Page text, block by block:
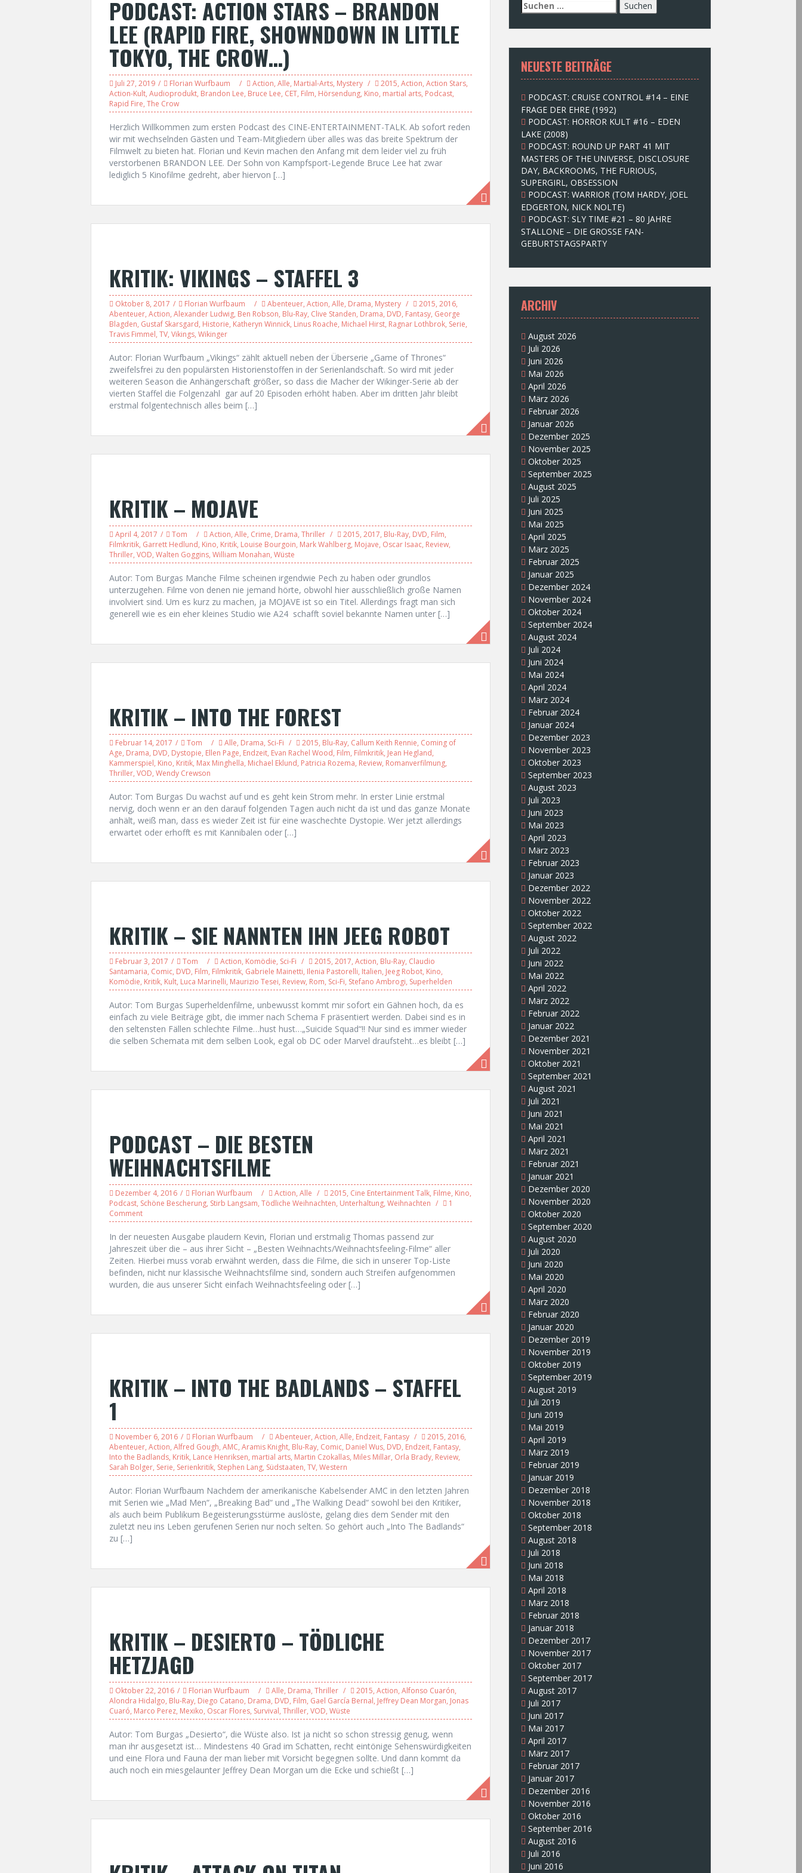
PODCAST: ACTION STARS – BRANDON
LEE (RAPID FIRE, SHOWNDOWN IN LITTLE
TOKYO, THE CROW…)
Juli 27, 2019 Florian Wurfbaum Action, Alle, Martial-Arts, Mystery 2015, Action, Action Stars,
Action-Kult, Audioprodukt, Brandon Lee, Bruce Lee, CET, Film, Hörsendung, Kino, martial arts, Podcast,
Rapid Fire, The Crow
Herzlich Willkommen zum ersten Podcast des CINE-ENTERTAINMENT-TALK. Ab sofort reden
wir mit wechselnden Gästen und Team-Mitgliedern über alles was das breite Spektrum der
Filmwelt zu bieten hat. Florian und Kevin machen den Anfang mit dem leider viel zu früh
verstorbenen BRANDON LEE. Der Sohn von Kampfsport-Legende Bruce Lee hat zwar
lediglich 5 Kinofilme gedreht, aber hiervon […]
KRITIK: VIKINGS – STAFFEL 3
Oktober 8, 2017 Florian Wurfbaum Abenteuer, Action, Alle, Drama, Mystery 2015, 2016,
Abenteuer, Action, Alexander Ludwig, Ben Robson, Blu-Ray, Clive Standen, Drama, DVD, Fantasy, George
Blagden, Gustaf Skarsgard, Historie, Katheryn Winnick, Linus Roache, Michael Hirst, Ragnar Lothbrok, Serie,
Travis Fimmel, TV, Vikings, Wikinger
Autor: Florian Wurfbaum „Vikings“ zählt aktuell neben der Überserie „Game of Thrones“
zweifelsfrei zu den populärsten Historienstoffen in der Serienlandschaft. So wird mit jeder
weiteren Season die Anhängerschaft größer, so dass die Macher der Wikinger-Serie ab der
vierten Staffel die Folgenzahl gar auf 20 Episoden erhöht haben. Aber im dritten Jahr bleibt
erstmal folgentechnisch alles beim […]
KRITIK – MOJAVE
April 4, 2017 Tom Action, Alle, Crime, Drama, Thriller 2015, 2017, Blu-Ray, DVD, Film,
Filmkritik, Garrett Hedlund, Kino, Kritik, Louise Bourgoin, Mark Wahlberg, Mojave, Oscar Isaac, Review,
Thriller, VOD, Walten Goggins, William Monahan, Wüste
Autor: Tom Burgas Manche Filme scheinen irgendwie Pech zu haben oder grundlos
unterzugehen. Filme von denen nie jemand hörte, obwohl hier ausschließlich große Namen
involviert sind. Um es kurz zu machen, ja MOJAVE ist so ein Titel. Allerdings fragt man sich
generell wie es ein eher kleines Studio wie A24 schafft soviel bekannte Namen unter […]
KRITIK – INTO THE FOREST
Februar 14, 2017 Tom Alle, Drama, Sci-Fi 2015, Blu-Ray, Callum Keith Rennie, Coming of
Age, Drama, DVD, Dystopie, Ellen Page, Endzeit, Evan Rachel Wood, Film, Filmkritik, Jean Hegland,
Kammerspiel, Kino, Kritik, Max Minghella, Michael Eklund, Patricia Rozema, Review, Romanverfilmung,
Thriller, VOD, Wendy Crewson
Autor: Tom Burgas Du wachst auf und es geht kein Strom mehr. In erster Linie erstmal
nervig, doch wenn er an den darauf folgenden Tagen auch nicht da ist und das ganze Monate
anhält, weiß man, dass es wieder Zeit ist für eine waschechte Dystopie. Wer jetzt allerdings
erwartet oder erhofft es mit Kannibalen oder […]
KRITIK – SIE NANNTEN IHN JEEG ROBOT
Februar 3, 2017 Tom Action, Komödie, Sci-Fi 2015, 2017, Action, Blu-Ray, Claudio
Santamaria, Comic, DVD, Film, Filmkritik, Gabriele Mainetti, Ilenia Pastorelli, Italien, Jeeg Robot, Kino,
Komödie, Kritik, Kult, Luca Marinelli, Maurizio Tesei, Review, Rom, Sci-Fi, Stefano Ambrogi, Superhelden
Autor: Tom Burgas Superheldenfilme, unbewusst kommt mir sofort ein Gähnen hoch, da es
einfach zu viele Beiträge gibt, die immer nach Schema F präsentiert werden. Dabei sind es in
den seltensten Fällen schlechte Filme…hust hust…„Suicide Squad“!! Nur sind es immer wieder
die selben Schemata mit dem selben Look, egal ob DC oder Marvel draufsteht…es bleibt […]
PODCAST – DIE BESTEN
WEIHNACHTSFILME
Dezember 4, 2016 Florian Wurfbaum Action, Alle 2015, Cine Entertainment Talk, Filme, Kino,
Podcast, Schöne Bescherung, Stirb Langsam, Tödliche Weihnachten, Unterhaltung, Weihnachten
1
Comment
In der neuesten Ausgabe plaudern Kevin, Florian und erstmalig Thomas passend zur
Jahreszeit über die – aus ihrer Sicht – „Besten Weihnachts/Weihnachtsfeeling-Filme“ aller
Zeiten. Hierbei muss vorab erwähnt werden, dass die Filme, die sich in unserer Top-Liste
befinden, nicht nur klassische Weihnachtsfilme sind, sondern auch Streifen aufgenommen
wurden, die aus unserer Sicht einfach Weihnachtsfeeling oder […]
KRITIK – INTO THE BADLANDS – STAFFEL
1
November 6, 2016 Florian Wurfbaum Abenteuer, Action, Alle, Endzeit, Fantasy 2015, 2016,
Abenteuer, Action, Alfred Gough, AMC, Aramis Knight, Blu-Ray, Comic, Daniel Wus, DVD, Endzeit, Fantasy,
Into the Badlands, Kritik, Lance Henriksen, martial arts, Martin Czokallas, Miles Millar, Orla Brady, Review,
Sarah Bolger, Serie, Serienkritik, Stephen Lang, Südstaaten, TV, Western
Autor: Florian Wurfbaum Nachdem der amerikanische Kabelsender AMC in den letzten Jahren
mit Serien wie „Mad Men“, „Breaking Bad“ und „The Walking Dead“ sowohl bei den Kritiker,
als auch beim Publikum Begeisterungsstürme auslöste, gelang dies dem Sender mit den
zuletzt neu ins Leben gerufenen Serien nur noch selten. So gehört auch „Into The Badlands“
zu […]
KRITIK – DESIERTO – TÖDLICHE
HETZJAGD
Oktober 22, 2016 Florian Wurfbaum Alle, Drama, Thriller 2015, Action, Alfonso Cuarón,
Alondra Hidalgo, Blu-Ray, Diego Catano, Drama, DVD, Film, Gael García Bernal, Jeffrey Dean Morgan, Jonas
Cuaró, Marco Perez, Mexiko, Oscar Flores, Survival, Thriller, VOD, Wüste
Autor: Tom Burgas „Desierto“, die Wüste also. Ist ja nicht so schon stressig genug, wenn
man ihr ausgesetzt ist… Mindestens 40 Grad im Schatten, recht eintönige Sehenswürdigkeiten
und eine Flora und Fauna der man lieber mit Vorsicht begegnen sollte. Und dann kommt da
auch noch ein miesgelaunter Jeffrey Dean Morgan um die Ecke und schießt […]
S
u
c
e
n
n
c
h
:
NEUESTE BEITRÄGE
PODCAST: CRUISE CONTROL #14 – EINE
FRAGE DER EHRE (1992)
PODCAST: HORROR KULT #16 – EDEN
LAKE (2008)
PODCAST: ROUND UP PART 41 MIT
MASTERS OF THE UNIVERSE, DISCLOSURE
DAY, BACKROOMS, THE FURIOUS,
SUPERGIRL, OBSESSION
PODCAST: WARRIOR (TOM HARDY, JOEL
EDGERTON, NICK NOLTE)
PODCAST: SLY TIME #21 – 80 JAHRE
STALLONE – DIE GROSSE FAN-
GEBURTSTAGSPARTY
ARCHIV
August 2026
Juli 2026
Juni 2026
Mai 2026
April 2026
März 2026
Februar 2026
Januar 2026
Dezember 2025
November 2025
Oktober 2025
September 2025
August 2025
Juli 2025
Juni 2025
Mai 2025
April 2025
März 2025
Februar 2025
Januar 2025
Dezember 2024
November 2024
Oktober 2024
September 2024
August 2024
Juli 2024
Juni 2024
Mai 2024
April 2024
März 2024
Februar 2024
Januar 2024
Dezember 2023
November 2023
Oktober 2023
September 2023
August 2023
Juli 2023
Juni 2023
Mai 2023
April 2023
März 2023
Februar 2023
Januar 2023
Dezember 2022
November 2022
Oktober 2022
September 2022
August 2022
Juli 2022
Juni 2022
Mai 2022
April 2022
März 2022
Februar 2022
Januar 2022
Dezember 2021
November 2021
Oktober 2021
September 2021
August 2021
Juli 2021
Juni 2021
Mai 2021
April 2021
März 2021
Februar 2021
Januar 2021
Dezember 2020
November 2020
Oktober 2020
September 2020
August 2020
Juli 2020
Juni 2020
Mai 2020
April 2020
März 2020
Februar 2020
Januar 2020
Dezember 2019
November 2019
Oktober 2019
September 2019
August 2019
Juli 2019
Juni 2019
Mai 2019
April 2019
März 2019
Februar 2019
Januar 2019
Dezember 2018
November 2018
Oktober 2018
September 2018
August 2018
Juli 2018
Juni 2018
Mai 2018
April 2018
März 2018
Februar 2018
Januar 2018
Dezember 2017
November 2017
Oktober 2017
September 2017
August 2017
Juli 2017
Juni 2017
Mai 2017
April 2017
März 2017
Februar 2017
Januar 2017
Dezember 2016
November 2016
Oktober 2016
September 2016
August 2016
Juli 2016
Juni 2016